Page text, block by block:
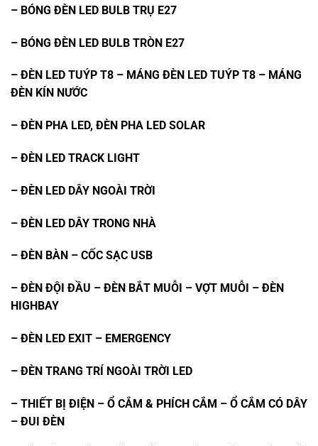
– BÓNG ĐÈN LED BULB TRỤ E27
– BÓNG ĐÈN LED BULB TRÒN E27
– ĐÈN LED TUÝP T8 – MÁNG ĐÈN LED TUÝP T8 – MÁNG
ĐÈN KÍN NƯỚC
– ĐÈN PHA LED, ĐÈN PHA LED SOLAR
– ĐÈN LED TRACK LIGHT
– ĐÈN LED DÂY NGOÀI TRỜI
– ĐÈN LED DÂY TRONG NHÀ
– ĐÈN BÀN – CỐC SẠC USB
– ĐÈN ĐỘI ĐẦU – ĐÈN BẮT MUỖI – VỢT MUỖI – ĐÈN
HIGHBAY
– ĐÈN LED EXIT – EMERGENCY
– ĐÈN TRANG TRÍ NGOÀI TRỜI LED
– THIẾT BỊ ĐIỆN – Ổ CẮM & PHÍCH CẮM – Ổ CẮM CÓ DÂY
– ĐUI ĐÈN